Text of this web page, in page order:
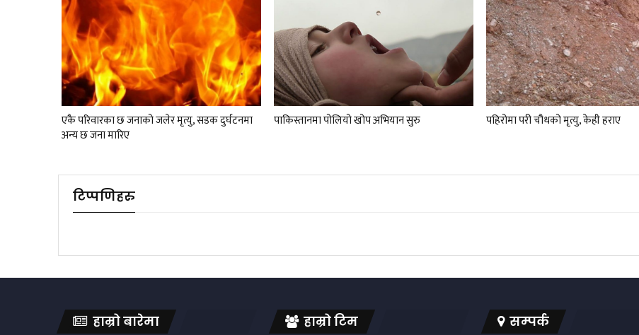
एकै परिवारका छ जनाको जलेर मृत्यु, सडक दुर्घटनमा
अन्य छ जना मारिए
पाकिस्तानमा पोलियो खोप अभियान सुरु पहिरोमा परी चौधको मृत्यु, केही हराए
टिप्पणिहरु
हाम्रो बारेमा हाम्रो टिम सम्पर्क